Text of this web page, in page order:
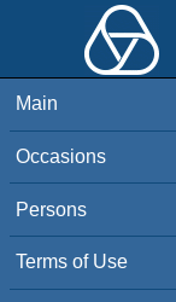
Main
Occasions
Persons
Terms of Use